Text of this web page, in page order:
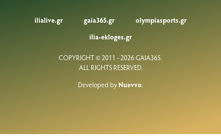
ilialive.gr gaia365.gr
olympiasports.gr
ilia-ekloges.gr
COPYRIGHT © 2011 - 2026 GAIA365.
ALL RIGHTS RESERVED.
Developed by Nuevvo.